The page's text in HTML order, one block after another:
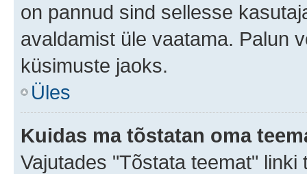
on pannud sind sellesse
avaldamist üle vaatama. Palun
küsimuste jaoks.
Üles
Kuidas ma tõstatan oma
Vajutades "Tõstata teemat"